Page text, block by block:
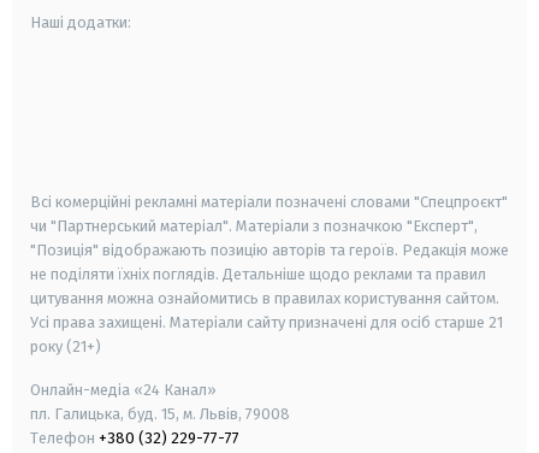
Наші додатки:
Всі комерційні рекламні матеріали позначені словами "Спецпроєкт"
чи "Партнерський матеріал". Матеріали з позначкою "Експерт",
"Позиція" відображають позицію авторів та героїв. Редакція може
не поділяти їхніх поглядів. Детальніше щодо реклами та правил
цитування можна ознайомитись в правилах користування сайтом.
Усі права захищені. Матеріали сайту призначені для осіб старше 21
року (21+)
Онлайн-медіа «24 Канал»
пл. Галицька, буд. 15, м. Львів, 79008
Телефон +380 (32) 229-77-77